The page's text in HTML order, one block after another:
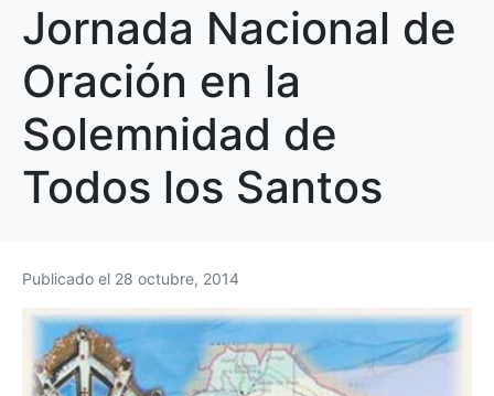
Jornada Nacional de
Oración en la
Solemnidad de
Todos los Santos
Publicado el 28 octubre, 2014